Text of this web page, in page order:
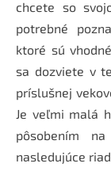
chcete so
potrebné
ktoré sú
sa dozviete v
príslušnej
Je veľmi malá
pôsobením
nasledujúce